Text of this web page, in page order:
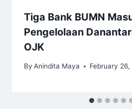
Tiga Bank BUMN
Pengelolaan
OJK
By Anindita Maya February